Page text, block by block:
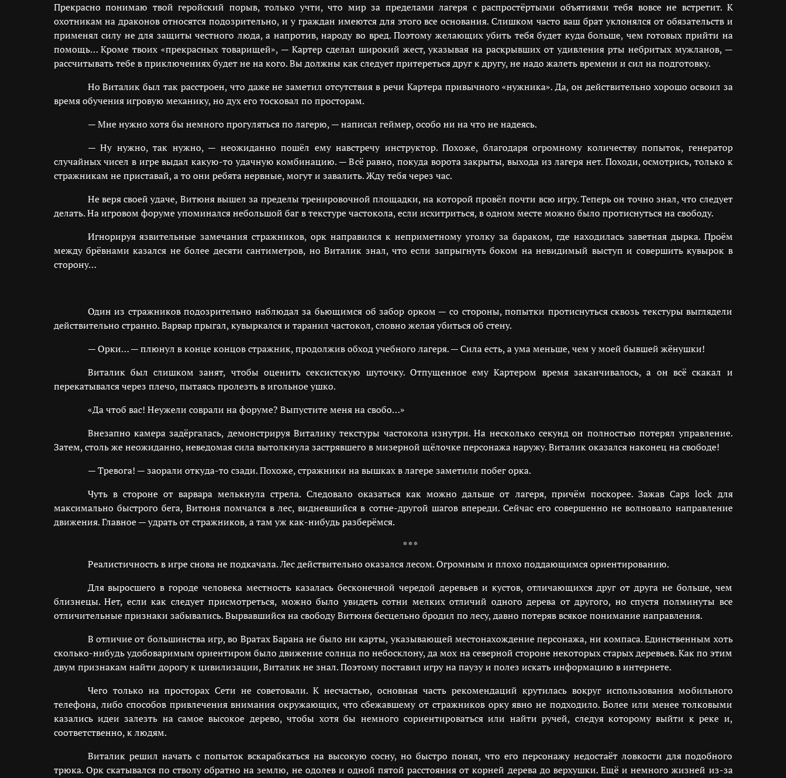
Прекрасно понимаю твой геройский порыв, только учти, что мир за пределами лагеря с распростёртыми объятиями тебя вовсе не встретит. К
охотникам на драконов относятся подозрительно, и у граждан имеются для этого все основания. Слишком часто ваш брат уклонялся от обязательств и
применял силу не для защиты честного люда, а напротив, народу во вред. Поэтому желающих убить тебя будет куда больше, чем готовых прийти на
помощь… Кроме твоих «прекрасных товарищей», — Картер сделал широкий жест, указывая на раскрывших от удивления рты небритых мужланов, —
рассчитывать тебе в приключениях будет не на кого. Вы должны как следует притереться друг к другу, не надо жалеть времени и сил на подготовку.
Но Виталик был так расстроен, что даже не заметил отсутствия в речи Картера привычного «нужника». Да, он действительно хорошо освоил за
время обучения игровую механику, но дух его тосковал по просторам.
— Мне нужно хотя бы немного прогуляться по лагерю, — написал геймер, особо ни на что не надеясь.
— Ну нужно, так нужно, — неожиданно пошёл ему навстречу инструктор. Похоже, благодаря огромному количеству попыток, генератор
случайных чисел в игре выдал какую-то удачную комбинацию. — Всё равно, покуда ворота закрыты, выхода из лагеря нет. Походи, осмотрись, только к
стражникам не приставай, а то они ребята нервные, могут и завалить. Жду тебя через час.
Не веря своей удаче, Витюня вышел за пределы тренировочной площадки, на которой провёл почти всю игру. Теперь он точно знал, что следует
делать. На игровом форуме упоминался небольшой баг в текстуре частокола, если исхитриться, в одном месте можно было протиснуться на свободу.
Игнорируя язвительные замечания стражников, орк направился к неприметному уголку за бараком, где находилась заветная дырка. Проём
между брёвнами казался не более десяти сантиметров, но Виталик знал, что если запрыгнуть боком на невидимый выступ и совершить кувырок в
сторону…
Один из стражников подозрительно наблюдал за бьющимся об забор орком — со стороны, попытки протиснуться сквозь текстуры выглядели
действительно странно. Варвар прыгал, кувыркался и таранил частокол, словно желая убиться об стену.
— Орки… — плюнул в конце концов стражник, продолжив обход учебного лагеря. — Сила есть, а ума меньше, чем у моей бывшей жёнушки!
Виталик был слишком занят, чтобы оценить сексистскую шуточку. Отпущенное ему Картером время заканчивалось, а он всё скакал и
перекатывался через плечо, пытаясь пролезть в игольное ушко.
«Да чтоб вас! Неужели соврали на форуме? Выпустите меня на свобо…»
Внезапно камера задёргалась, демонстрируя Виталику текстуры частокола изнутри. На несколько секунд он полностью потерял управление.
Затем, столь же неожиданно, неведомая сила вытолкнула застрявшего в мизерной щёлочке персонажа наружу. Виталик оказался наконец на свободе!
— Тревога! — заорали откуда-то сзади. Похоже, стражники на вышках в лагере заметили побег орка.
Чуть в стороне от варвара мелькнула стрела. Следовало оказаться как можно дальше от лагеря, причём поскорее. Зажав Caps lock для
максимально быстрого бега, Витюня помчался в лес, видневшийся в сотне-другой шагов впереди. Сейчас его совершенно не волновало направление
движения. Главное — удрать от стражников, а там уж как-нибудь разберёмся.
* * *
Реалистичность в игре снова не подкачала. Лес действительно оказался лесом. Огромным и плохо поддающимся ориентированию.
Для выросшего в городе человека местность казалась бесконечной чередой деревьев и кустов, отличающихся друг от друга не больше, чем
близнецы. Нет, если как следует присмотреться, можно было увидеть сотни мелких отличий одного дерева от другого, но спустя полминуты все
отличительные признаки забывались. Вырвавшийся на свободу Витюня бесцельно бродил по лесу, давно потеряв всякое понимание направления.
В отличие от большинства игр, во Вратах Барана не было ни карты, указывающей местонахождение персонажа, ни компаса. Единственным хоть
сколько-нибудь удобоваримым ориентиром было движение солнца по небосклону, да мох на северной стороне некоторых старых деревьев. Как по этим
двум признакам найти дорогу к цивилизации, Виталик не знал. Поэтому поставил игру на паузу и полез искать информацию в интернете.
Чего только на просторах Сети не советовали. К несчастью, основная часть рекомендаций крутилась вокруг использования мобильного
телефона, либо способов привлечения внимания окружающих, что сбежавшему от стражников орку явно не подходило. Более или менее толковыми
казались идеи залезть на самое высокое дерево, чтобы хотя бы немного сориентироваться или найти ручей, следуя которому выйти к реке и,
соответственно, к людям.
Виталик решил начать с попыток вскарабкаться на высокую сосну, но быстро понял, что его персонажу недостаёт ловкости для подобного
трюка. Орк скатывался по стволу обратно на землю, не одолев и одной пятой расстояния от корней дерева до верхушки. Ещё и немного жизней из-за